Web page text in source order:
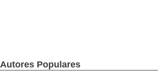
Autores Populares